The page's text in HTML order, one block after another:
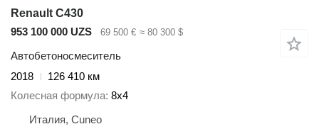
Renault C430
953 100 000 UZS
69 500 € ≈ 80 300 $
Автобетоносмеситель
2018
126 410 км
Колесная формула 8x4
Италия, Cuneo